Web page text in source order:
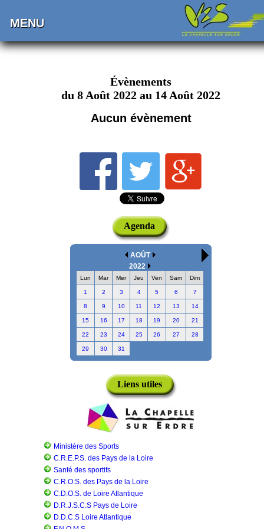
MENU
Évènements
du 8 Août 2022 au 14 Août 2022
Aucun évènement
Agenda
AOÛT
2022
Lun Mar Mer Jeu Ven Sam Dim
1 2 3 4 5 6 7
8 9 10 11 12 13 14
15 16 17 18 19 20 21
22 23 24 25 26 27 28
29 30 31
Liens utiles
Ministère des Sports
C.R.E.P.S. des Pays de la Loire
Santé des sportifs
C.R.O.S. des Pays de la Loire
C.D.O.S. de Loire Atlantique
D.R.J.S.C.S Pays de Loire
D.D.C.S Loire Atlantique